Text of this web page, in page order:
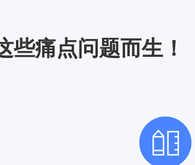
些痛点问题而生！